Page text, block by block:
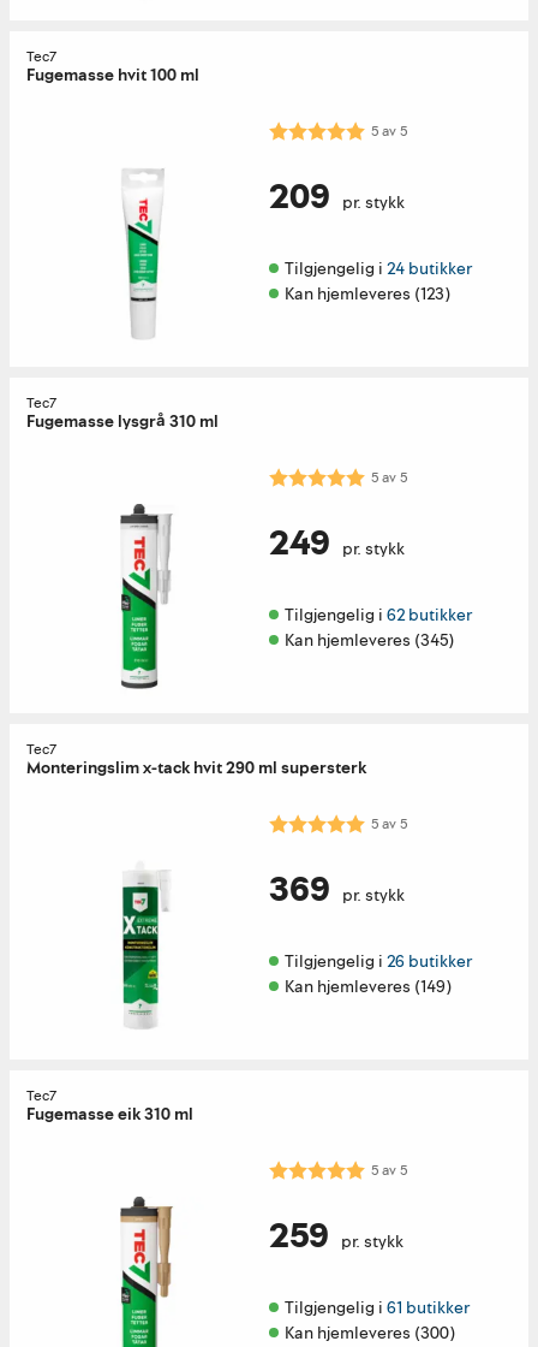
Tec7
Fugemasse hvit 100 ml
Karakter: 5.0 av 5 mulige
5av5
209 pr. stykk
Tilgjengelig i 24 butikker
Kan hjemleveres (123)
Tec7
Fugemasse lysgrå 310 ml
Karakter: 5.0 av 5 mulige
5av5
249 pr. stykk
Tilgjengelig i 62 butikker
Kan hjemleveres (345)
Tec7
Monteringslim x-tack hvit 290 ml supersterk
Karakter: 5.0 av 5 mulige
5av5
369 pr. stykk
Tilgjengelig i 26 butikker
Kan hjemleveres (149)
Tec7
Fugemasse eik 310 ml
Karakter: 5.0 av 5 mulige
5av5
259 pr. stykk
Tilgjengelig i 61 butikker
Kan hjemleveres (300)